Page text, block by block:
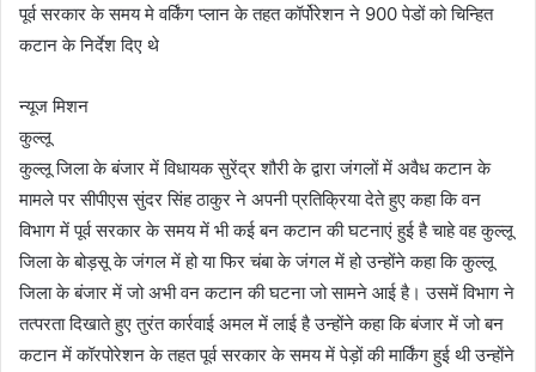
पूर्व सरकार के समय मे वर्किंग प्लान के तहत कॉर्पोरेशन ने 900 पेडों को चिन्हित
कटान के निर्देश दिए थे
न्यूज मिशन
कुल्लू
कुल्लू जिला के बंजार में विधायक सुरेंद्र शौरी के द्वारा जंगलों में अवैध कटान के
मामले पर सीपीएस सुंदर सिंह ठाकुर ने अपनी प्रतिक्रिया देते हुए कहा कि वन
विभाग में पूर्व सरकार के समय में भी कई बन कटान की घटनाएं हुई है चाहे वह कुल्लू
जिला के बोड़सू के जंगल में हो या फिर चंबा के जंगल में हो उन्होंने कहा कि कुल्लू
जिला के बंजार में जो अभी वन कटान की घटना जो सामने आई है। उसमें विभाग ने
तत्परता दिखाते हुए तुरंत कार्रवाई अमल में लाई है उन्होंने कहा कि बंजार में जो बन
कटान में कॉरपोरेशन के तहत पूर्व सरकार के समय में पेड़ों की मार्किंग हुई थी उन्होंने